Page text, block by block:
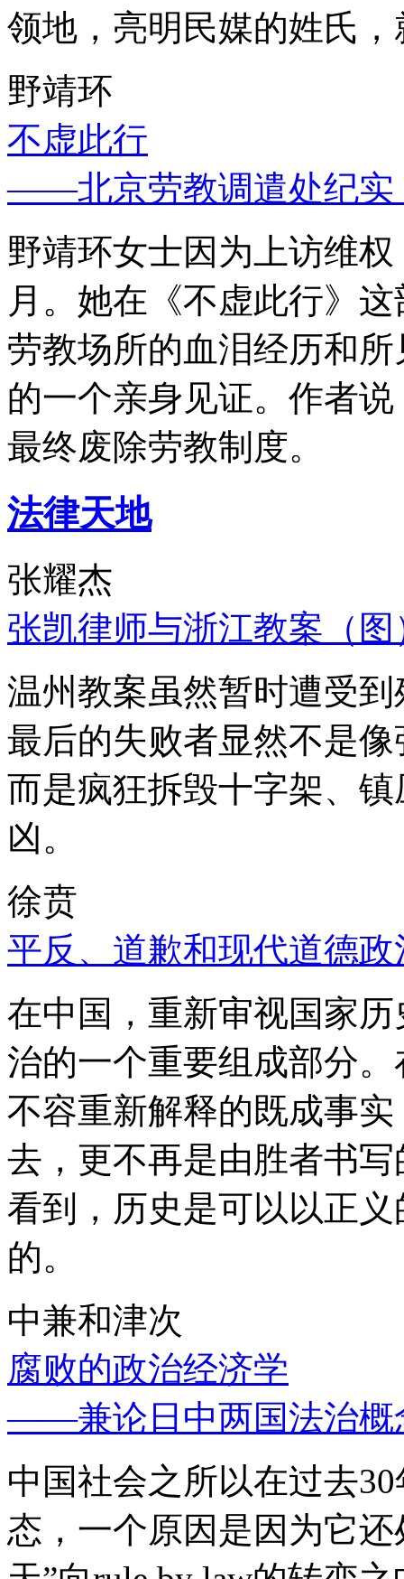
领地，亮明民媒的姓氏
野靖环
不虚此行
——北京劳教调遣处纪实
野靖环女士因为上访维
月。她在《不虚此行》
劳教场所的血泪经历和
的一个亲身见证。作者
最终废除劳教制度。
法律天地
张耀杰
张凯律师与浙江教案（图
温州教案虽然暂时遭受
最后的失败者显然不是
而是疯狂拆毁十字架、
凶。
徐贲
平反、道歉和现代道德政
在中国，重新审视国家
治的一个重要组成部分
不容重新解释的既成事
去，更不再是由胜者书
看到，历史是可以以正
的。
中兼和津次
腐败的政治经济学
——兼论日中两国法治概
中国社会之所以在过去
态，一个原因是因为它